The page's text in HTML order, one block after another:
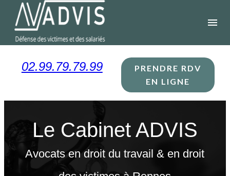
menu
02.99.79.79.99
PRENDRE RDV
EN LIGNE
Le Cabinet ADVIS
Avocats en droit du travail & en droit
Panneau de gestion des cookies